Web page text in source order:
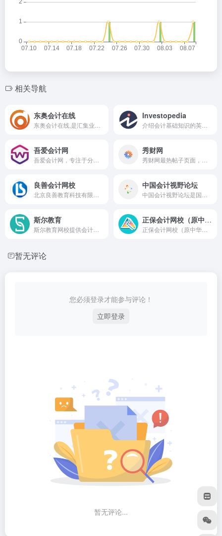
相关导航
东奥会计在线 Investopedia
吾爱会计网 秀财网
良善会计网校 中国会计视野论坛
斯尔教育 正保会计网校（原中华会计网校不再使用）
暂无评论
您必须登录才能参与评论！
立即登录
暂无评论...